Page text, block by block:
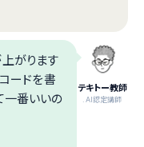
テキトー教師
.AI認定講師
がります
ードを書
一番いいの